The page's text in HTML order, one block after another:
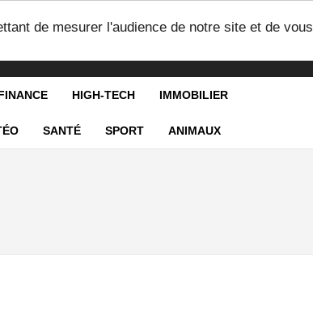
de mesurer l'audience de notre site et de vous
HIGH-TECH IMMOBILIER
SANTÉ SPORT ANIMAUX